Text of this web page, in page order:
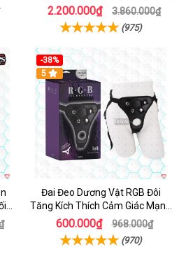
Sướng
2.200.000₫ 3.860.000₫
(975)
-38%
Hot
5
Đai Đeo Dương Vật RGB Đôi
Tăng Kích Thích Cảm Giác Mạnh
Mẽ
600.000₫ 968.000₫
(970)